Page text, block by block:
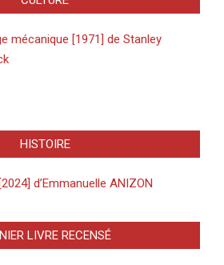
mécanique [1971] de Stanley
HISTOIRE
d’Emmanuelle ANIZON
LIVRE RECENSÉ